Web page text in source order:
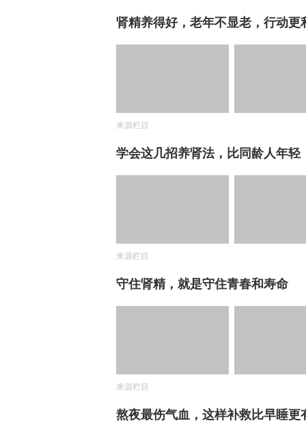
肾精养得好，老年不显老，行动更
来源栏目
学会这几招养肾法，比同龄人年轻
来源栏目
守住肾精，就是守住青春和寿命
来源栏目
熬夜最伤气血，这样补救比早睡更